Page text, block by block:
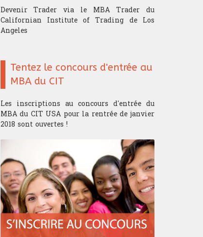
Devenir Trader via le MBA Trader du
Californian Institute of Trading de Los
Angeles
Tentez le concours d'entrée au
MBA du CIT
Les inscriptions au concours d'entrée du
MBA du CIT USA pour la rentrée de janvier
2018 sont ouvertes !